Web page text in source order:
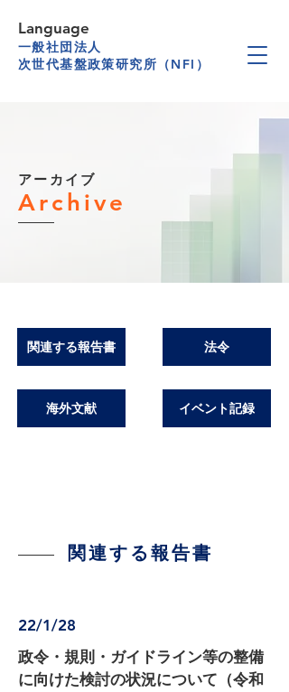
一般社団法人
次世代基盤政策研究所（NFI）
Language
アーカイブ
Archive
関連する報告書
海外文献
法令
イベント記録
関連する報告書
22/1/28
政令・規則・ガイドライン等の整備
に向けた検討の状況について（令和